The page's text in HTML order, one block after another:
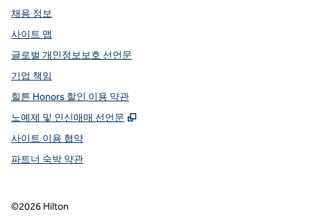
채용 정보
사이트 맵
글로벌 개인정보보호 선언문
기업 책임
힐튼 Honors 할인 이용 약관
노예제 및 인신매매 선언문
,
사이트 이용 협약
파트너 숙박 약관
©2026 Hilton